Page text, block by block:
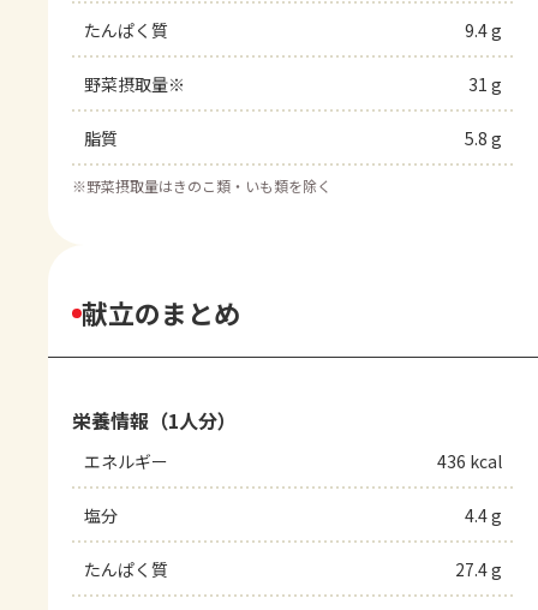
たんぱく質 9.4 g
野菜摂取量※ 31 g
脂質 5.8 g
※野菜摂取量はきのこ類・いも類を除く
献立のまとめ
栄養情報（1人分）
エネルギー 436 kcal
塩分 4.4 g
たんぱく質 27.4 g